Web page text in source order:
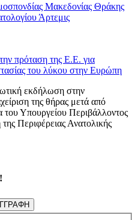
Μακεδονίας Θράκης
Άρτεμις
πρόταση της Ε.Ε. για
του λύκου στην Ευρώπη
εκδήλωση στην
της θήρας μετά από
του Υπουργείου Περιβάλλοντος
Περιφέρειας Ανατολικής